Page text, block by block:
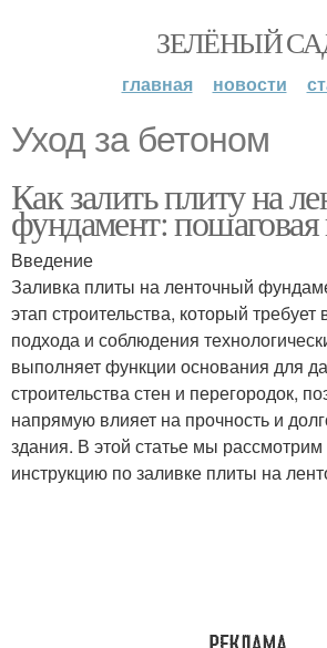
ЗЕЛЁНЫЙ
главная новости
Уход за бетоном
Как залить плиту на
фундамент:
Введение
Заливка плиты на ленточный
этап строительства, который требует
подхода и соблюдения
выполняет функции основания для
строительства стен и перегородок,
напрямую влияет на прочность и
здания. В этой статье мы
инструкцию по заливке плиты на